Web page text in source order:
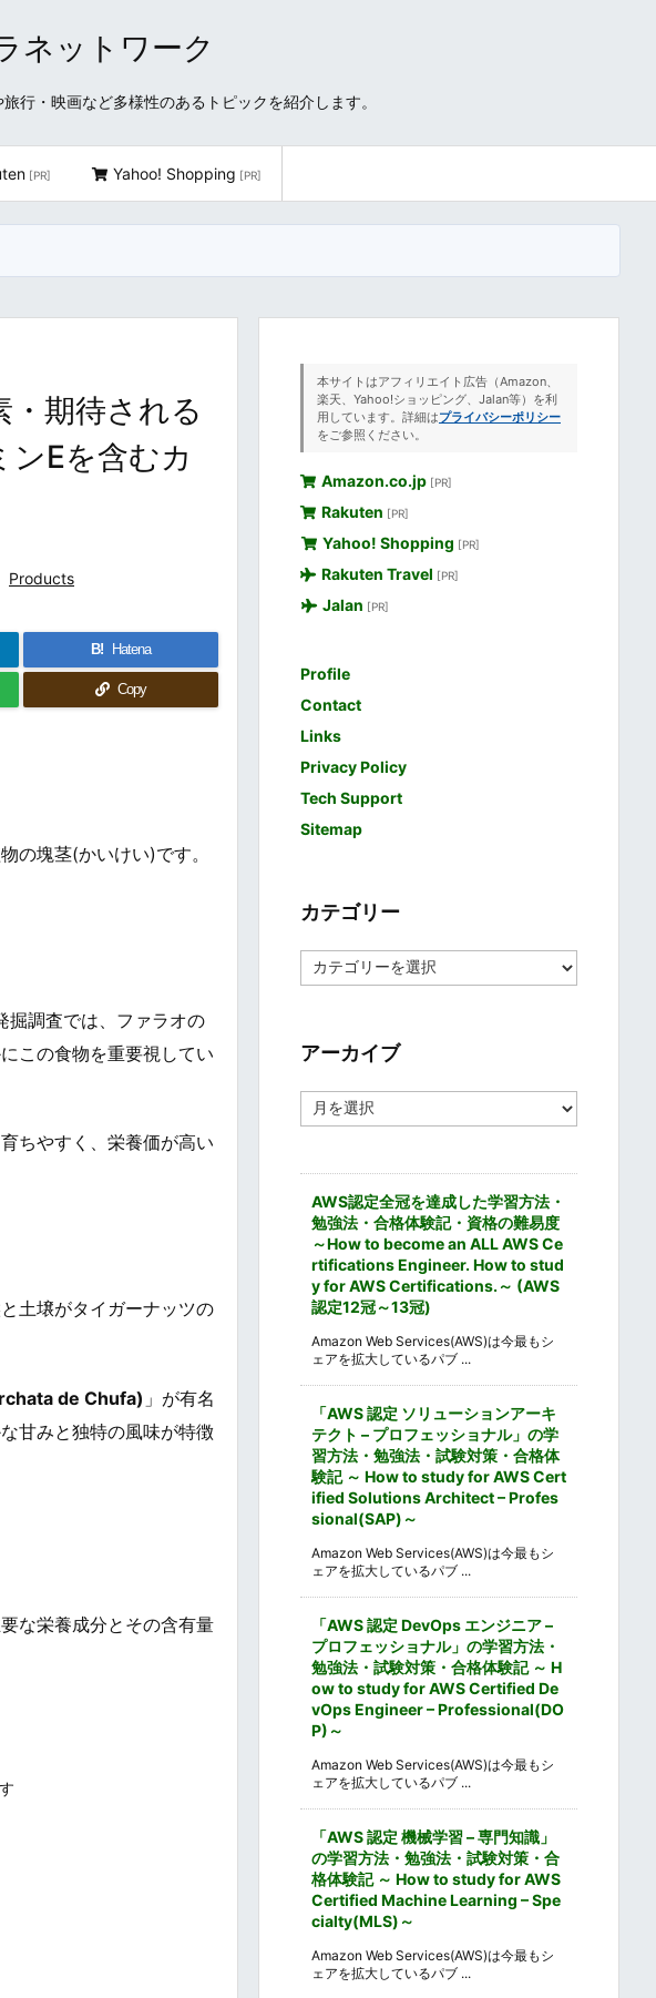
ネットワーク
行・映画など多様性のあるトピックを紹介します。
[PR] Yahoo! Shopping [PR]
期待される
Eを含むカ
Products
B! Hatena
Copy
の塊茎(かいけい)です。
掘調査では、ファラオの
この食物を重要視してい
ちやすく、栄養価が高い
土壌がタイガーナッツの
de Chufa) 」が有名
甘みと独特の風味が特徴
な栄養成分とその含有量
本サイトはアフィリエイト広告（Amazon、
楽天、Yahoo!ショッピング、Jalan等）を利
用しています。詳細はプライバシーポリシー
をご参照ください。
Amazon.co.jp [PR]
Rakuten [PR]
Yahoo! Shopping [PR]
Rakuten Travel [PR]
Jalan [PR]
Profile
Contact
Links
Privacy Policy
Tech Support
Sitemap
カテゴリー
テ
ー
アーカイブ
ー
AWS認定全冠を達成した学習方法・
勉強法・合格体験記・資格の難易度
～How to become an ALL AWS Ce
rtifications Engineer. How to stud
y for AWS Certifications.～ (AWS
認定12冠～13冠)
Amazon Web Services(AWS)は今最もシ
ェアを拡大しているパブ ...
「AWS 認定 ソリューションアーキ
テクト – プロフェッショナル」の学
習方法・勉強法・試験対策・合格体
験記 ～ How to study for AWS Cert
ified Solutions Architect – Profes
sional(SAP)～
Amazon Web Services(AWS)は今最もシ
ェアを拡大しているパブ ...
「AWS 認定 DevOps エンジニア –
プロフェッショナル」の学習方法・
勉強法・試験対策・合格体験記 ～ H
ow to study for AWS Certified De
vOps Engineer – Professional(DO
P)～
Amazon Web Services(AWS)は今最もシ
ェアを拡大しているパブ ...
「AWS 認定 機械学習 – 専門知識」
の学習方法・勉強法・試験対策・合
格体験記 ～ How to study for AWS
Certified Machine Learning – Spe
cialty(MLS)～
Amazon Web Services(AWS)は今最もシ
ェアを拡大しているパブ ...